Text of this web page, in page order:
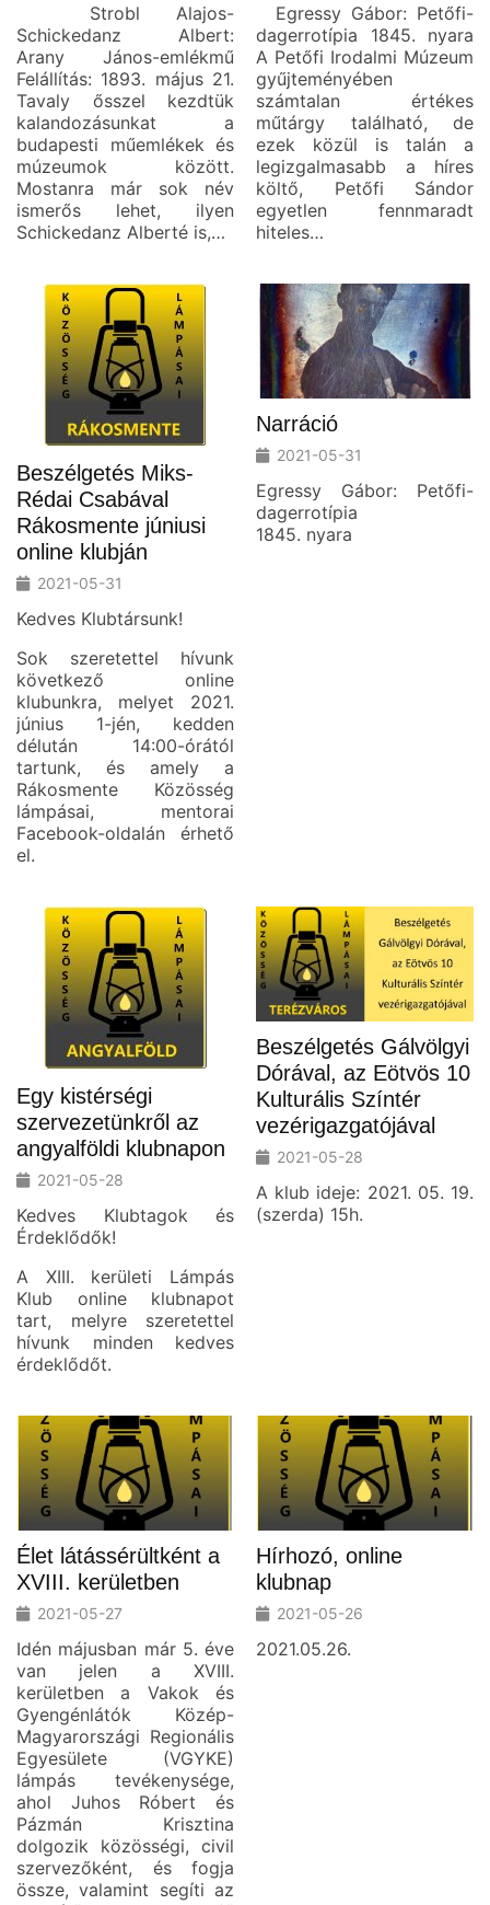
Strobl Alajos-
Schickedanz Albert:
Arany János-emlékmű
Felállítás: 1893. május 21.
Tavaly ősszel kezdtük
kalandozásunkat a
budapesti műemlékek és
múzeumok között.
Mostanra már sok név
ismerős lehet, ilyen
Schickedanz Alberté is,…
Egressy Gábor: Petőfi-
dagerrotípia 1845. nyara
A Petőfi Irodalmi Múzeum
gyűjteményében
számtalan értékes
műtárgy található, de
ezek közül is talán a
legizgalmasabb a híres
költő, Petőfi Sándor
egyetlen fennmaradt
hiteles…
Beszélgetés Miks-
Rédai Csabával
Rákosmente júniusi
online klubján
2021-05-31
Kedves Klubtársunk!
Sok szeretettel hívunk
következő online
klubunkra, melyet 2021.
június 1-jén, kedden
délután 14:00-órától
tartunk, és amely a
Rákosmente Közösség
lámpásai, mentorai
Facebook-oldalán érhető
el.
Narráció
2021-05-31
Egressy Gábor: Petőfi-
dagerrotípia
1845. nyara
Egy kistérségi
szervezetünkről az
angyalföldi klubnapon
2021-05-28
Kedves Klubtagok és
Érdeklődők!
A XIII. kerületi Lámpás
Klub online klubnapot
tart, melyre szeretettel
hívunk minden kedves
érdeklődőt.
Beszélgetés Gálvölgyi
Dórával, az Eötvös 10
Kulturális Színtér
vezérigazgatójával
2021-05-28
A klub ideje: 2021. 05. 19.
(szerda) 15h.
Élet látássérültként a
XVIII. kerületben
2021-05-27
Idén májusban már 5. éve
van jelen a XVIII.
kerületben a Vakok és
Gyengénlátók Közép-
Magyarországi Regionális
Egyesülete (VGYKE)
lámpás tevékenysége,
ahol Juhos Róbert és
Pázmán Krisztina
dolgozik közösségi, civil
szervezőként, és fogja
össze, valamint segíti az
Hírhozó, online
klubnap
2021-05-26
2021.05.26.